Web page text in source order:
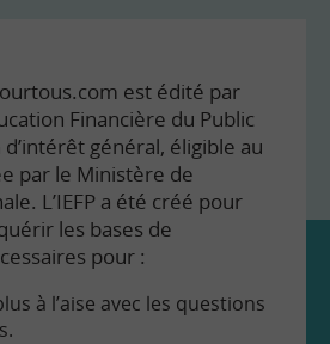
est édité par
Financière du Public
d’intérêt général, éligible au
par le Ministère de
L’IEFP a été créé pour
les bases de
pour :
à l’aise avec les questions